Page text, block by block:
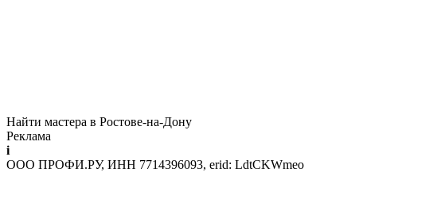
Найти мастера в Ростове-на-Дону
Реклама
i
ООО ПРОФИ.РУ, ИНН 7714396093, erid: LdtCKWmeo